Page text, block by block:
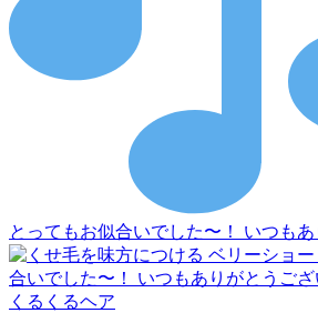
とってもお似合いでした〜！ いつも
くるくるヘア